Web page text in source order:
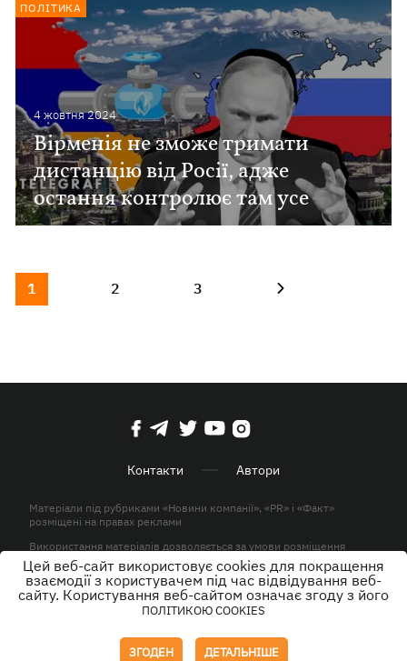
4 жовтня 2024
Вірменія не зможе тримати
дистанцію від Росії, адже
остання контролює там усе
ПОЛІТИКА
1 2 3
Контакти Автори
Матеріали під рубриками «Новини компанії», «PR» і «Факт»
розміщені на правах реклами
Використання матеріалів дозволяється за умови розміщення
активного гіперпосилання на KP.UA в першому абзаці.
© ТОВ «ЮЛАВ МЕДІА» 2026. Всі права захищені.
Цей веб-сайт використовує cookies для покращення
взаємодії з користувачем під час відвідування веб-
сайту. Користування веб-сайтом означає згоду з його
ПОЛІТИКОЮ COOKIES
ЗГОДЕН ДЕТАЛЬНІШЕ